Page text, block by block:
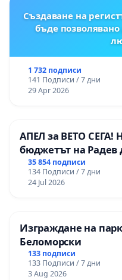
Създаване на
бъде
1 732 подписи
141 Подписи / 7 дни
29 Apr 2026
АПЕЛ за ВЕТО СЕГА!
бюджетът на Радев
правата ни в
35 854 подписи
134 Подписи / 7 дни
24 Jul 2026
Изграждане на
Беломорски
133 подписи
133 Подписи / 7 дни
3 Aug 2026